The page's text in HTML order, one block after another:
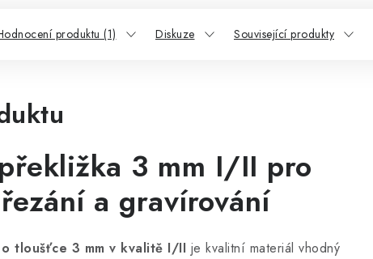
produktu (1) Diskuze Související produkty
3 mm I/II pro
a gravírování
tloušťce 3 mm v kvalitě I/II je kvalitní materiál vhodný